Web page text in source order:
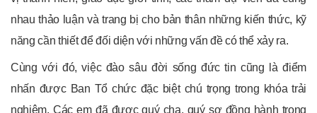
nhau thảo luận và trang bị cho bản thân những kiến thức, kỹ
năng cần thiết để đối diện với những vấn đề có thể xảy ra.
Cùng với đó, việc đào sâu đời sống đức tin cũng là điểm
nhấn được Ban Tổ chức đặc biệt chú trọng trong khóa trải
nghiệm. Các em đã được quý cha, quý sơ đồng hành trong